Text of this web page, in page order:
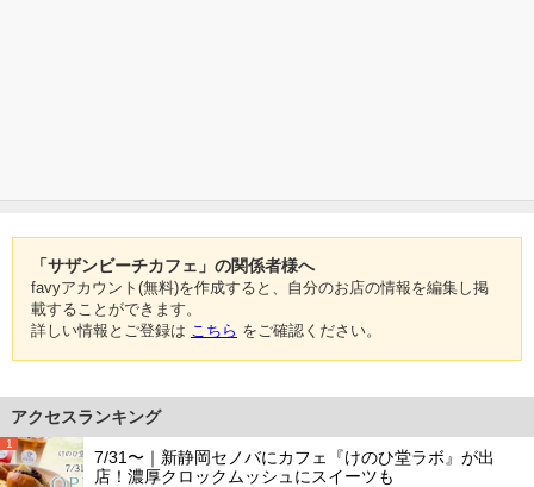
「サザンビーチカフェ」の関係者様へ
favyアカウント(無料)を作成すると、自分のお店の情報を編集し掲
載することができます。
詳しい情報とご登録は こちら をご確認ください。
アクセスランキング
1
7/31〜｜新静岡セノバにカフェ『けのひ堂ラボ』が出
店！濃厚クロックムッシュにスイーツも